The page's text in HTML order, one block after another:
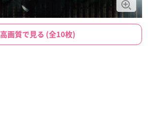
高画質で見る (全10枚)